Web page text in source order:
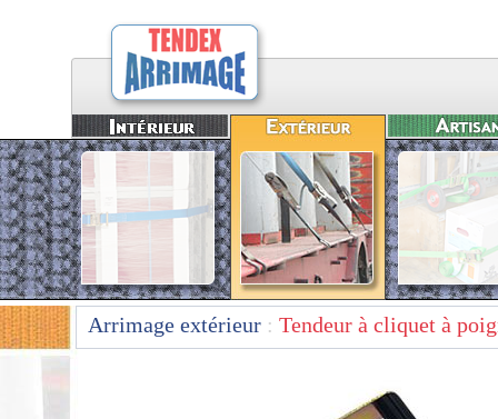
Arrimage extérieur: Tendeur à cliquet à